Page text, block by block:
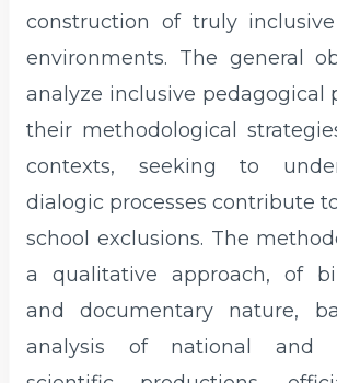
construction of truly inclusive
environments. The general
analyze inclusive pedagogical
their methodological
contexts, seeking to
dialogic processes contribute
school exclusions. The
a qualitative approach, of
and documentary nature,
analysis of national and